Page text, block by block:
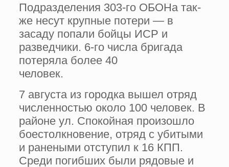
Подразделения 303-го ОБОНа так-
же несут крупные потери — в
засаду попали бойцы ИСР и
разведчики. 6-го числа бригада
потеряла более 40
человек.
7 августа из городка вышел отряд
численностью около 100 человек. В
районе ул. Спокойная произошло
боестолкновение, отряд с убитыми
и ранеными отступил к 16 КПП.
Среди погибших были рядовые и